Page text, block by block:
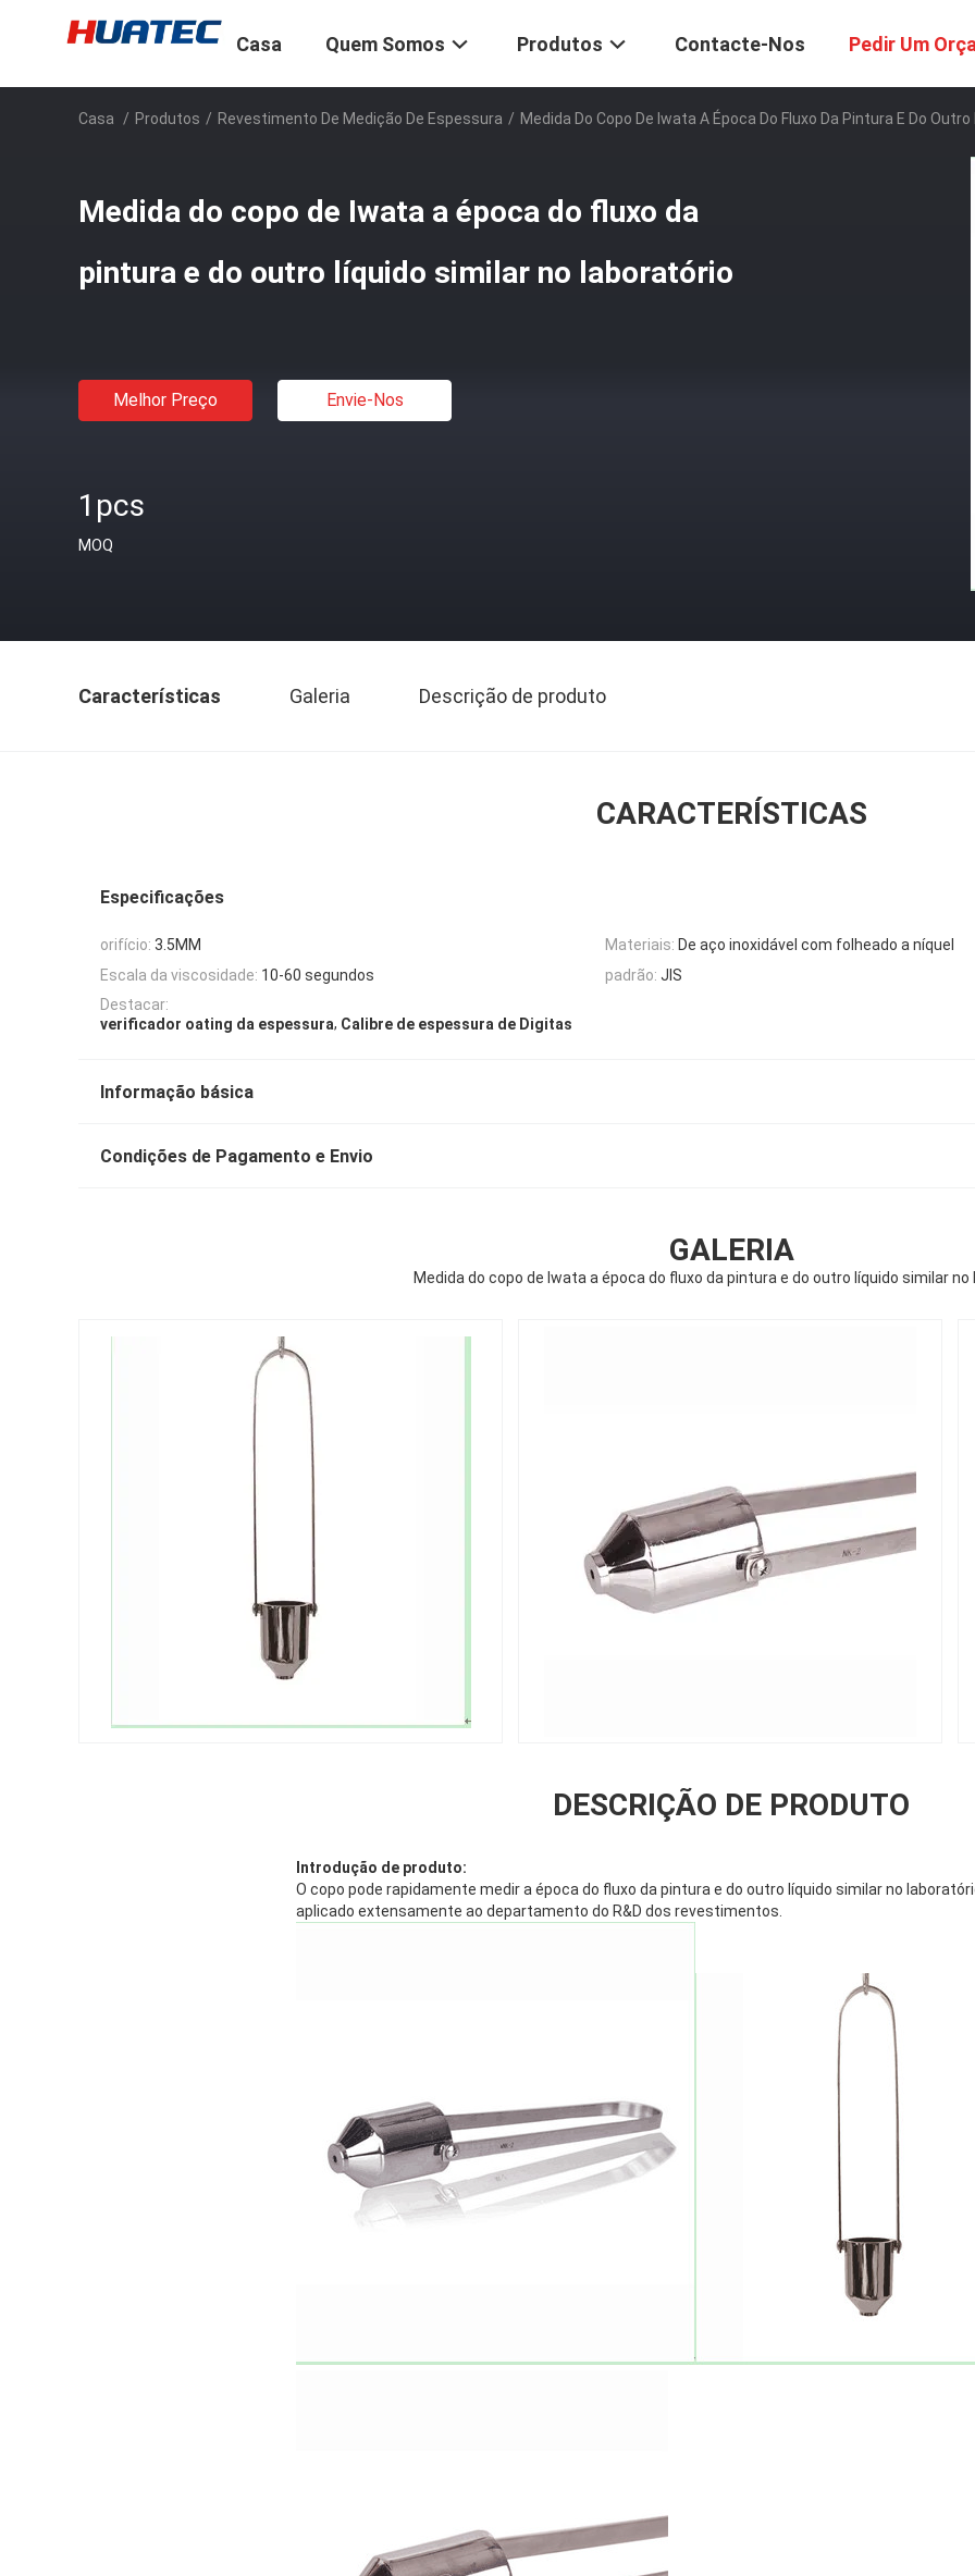
Casa Quem Somos Produtos Contacte-Nos Pedir Um
Casa / Produtos / Revestimento De Medição De Espessura / Medida Do Copo De Iwata A Época Do Fluxo Da Pintura E Do
Medida do copo de Iwata a época do fluxo da
pintura e do outro líquido similar no laboratório
Melhor Preço Envie-Nos
1pcs
MOQ
Características Galeria Descrição de produto
CARACTERÍSTICAS
Especificações
orifício: 3.5MM Materiais: De aço inoxidável com folheado a níquel
Escala da viscosidade: 10-60 segundos padrão: JIS
Destacar:
verificador oating da espessura, Calibre de espessura de Digitas
Informação básica
Condições de Pagamento e Envio
GALERIA
Medida do copo de Iwata a época do fluxo da pintura e do outro líquido similar
DESCRIÇÃO DE PRODUTO
Introdução de produto:
O copo pode rapidamente medir a época do fluxo da pintura e do outro líquido similar no
aplicado extensamente ao departamento do R&D dos revestimentos.